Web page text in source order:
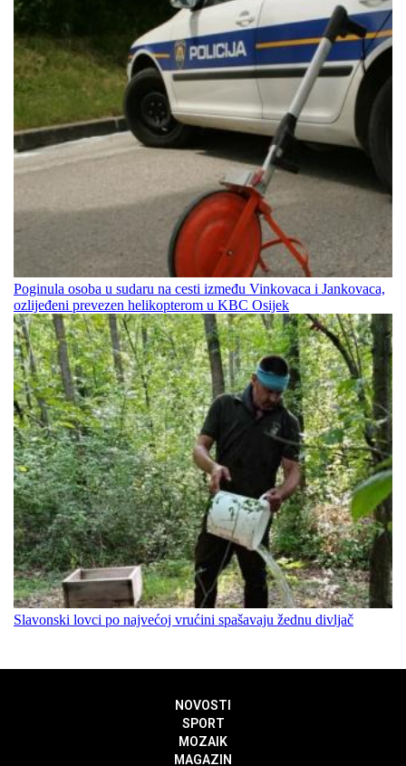
Poginula osoba u sudaru na cesti između Vinkovaca i Jankovaca,
ozlijeđeni prevezen helikopterom u KBC Osijek
Slavonski lovci po najvećoj vrućini spašavaju žednu divljač
NOVOSTI
SPORT
MOZAIK
MAGAZIN